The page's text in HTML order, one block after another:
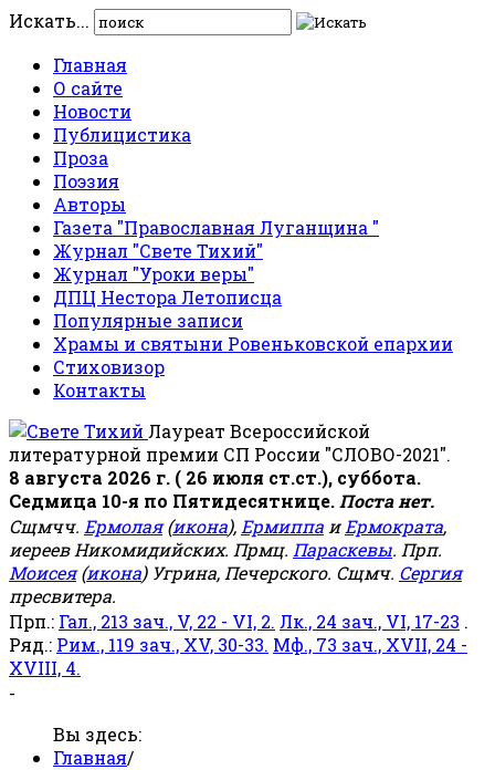
Искать...
Главная
О сайте
Новости
Публицистика
Проза
Поэзия
Авторы
Газета "Православная Луганщина "
Журнал "Свете Тихий"
Журнал "Уроки веры"
ДПЦ Нестора Летописца
Популярные записи
Храмы и святыни Ровеньковской епархии
Стиховизор
Контакты
Лауреат Всероссийской
литературной премии СП России "СЛОВО-2021".
8 августа 2026 г. ( 26 июля ст.ст.), суббота.
Седмица 10-я по Пятидесятнице. Поста нет.
Сщмчч. Ермолая(икона), Ермиппа иЕрмократа,
иереев Никомидийских. Прмц. Параскевы. Прп.
Моисея(икона) Угрина, Печерского. Сщмч. Сергия
пресвитера.
Прп.: Гал., 213 зач., V, 22 - VI, 2. Лк., 24 зач., VI, 17-23 .
Ряд.: Рим., 119 зач., XV, 30-33. Мф., 73 зач., XVII, 24 -
XVIII, 4.
-
Вы здесь:
Главная/